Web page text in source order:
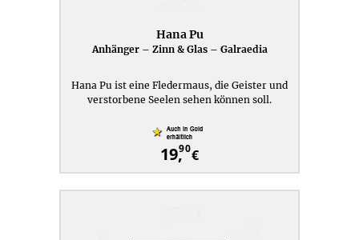
Hana Pu
Anhänger – Zinn & Glas – Galraedia
Hana Pu ist eine Fledermaus, die Geister und
verstorbene Seelen sehen können soll.
19,90€